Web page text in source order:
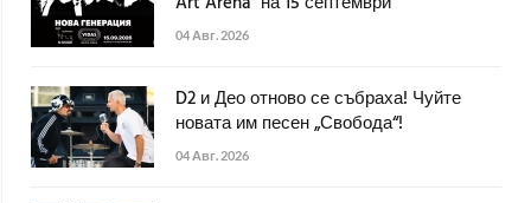
04 Авг. 2026
D2 и Део отново се събраха! Чуйте
новата им песен „Свобода“!
04 Авг. 2026